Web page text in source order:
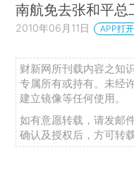
南航免去张和平总
2010年06月11日 APP打开
财新网所刊载内容之知
专属所有或持有。未经
建立镜像等任何使用。
如有意愿转载，请发邮
确认及授权后，方可转载